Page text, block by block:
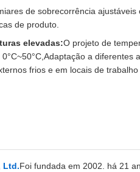
de sobrecorrência
de produto.
elevadas:O projeto de
a
frios e em locais de
Ltd.Foi fundada em 2002. há 21